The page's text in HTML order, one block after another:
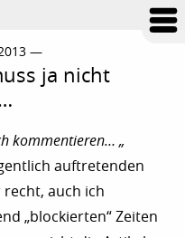
—
ja nicht
kommentieren… „
auftretenden
recht, auch ich
„blockierten“ Zeiten